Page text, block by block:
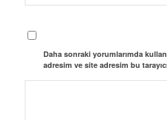
Daha sonraki yorumlarımda
adresim ve site adresim bu